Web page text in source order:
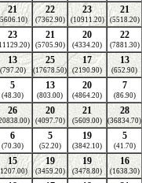
21 22
(7362.90)
23
(10911.20)
21
(5518.20)
23 21
(5705.90)
20
(4334.20)
22
(7881.30)
13
(797.20)
25
(17678.50)
17
(2190.90)
13
(652.90)
5
(48.30)
13
(803.00)
20
(4864.20)
7
(86.90)
26 20
(4097.70)
21
(5609.00)
28
(36834.70)
6
(70.30)
5
(52.20)
19
(3842.10)
5
(41.70)
15 19
(3459.20)
19
(3478.80)
16
(1638.30)